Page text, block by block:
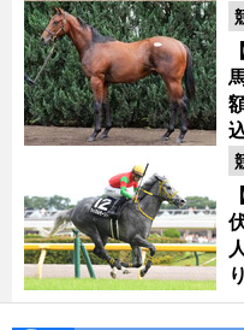
り